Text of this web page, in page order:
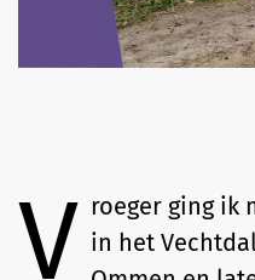
V roeger ging ik
in het